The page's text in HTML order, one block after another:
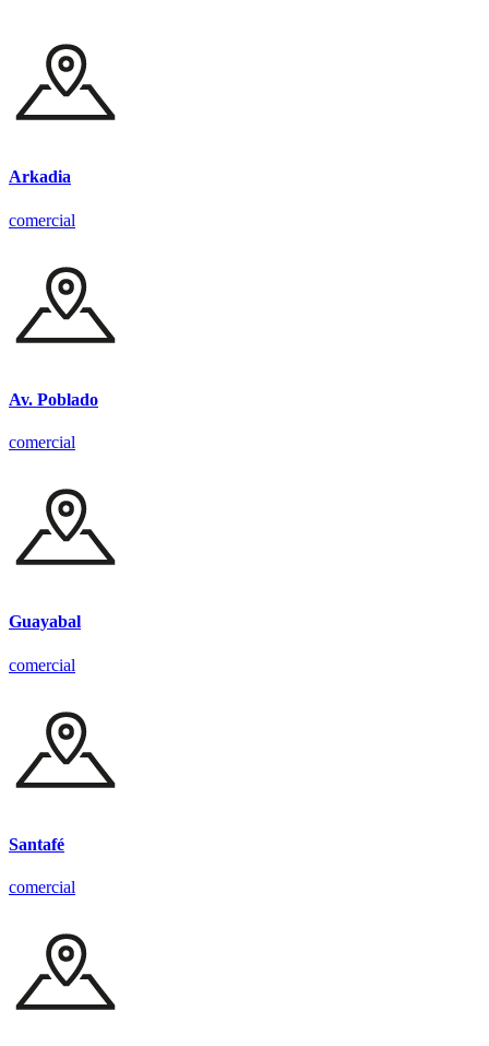
Arkadia
comercial
Av. Poblado
comercial
Guayabal
comercial
Santafé
comercial